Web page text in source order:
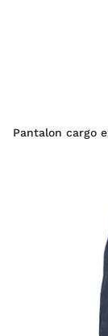
Pantalon cargo